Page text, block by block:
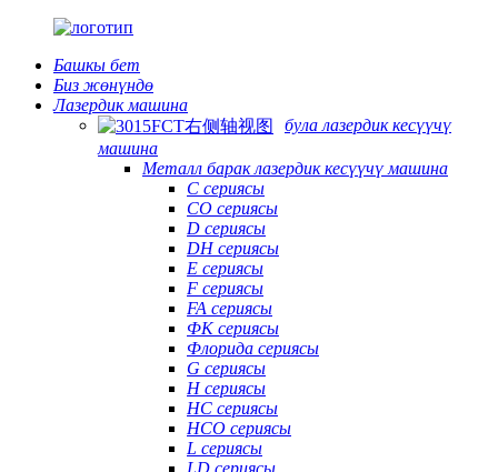
Башкы бет
Биз жөнүндө
Лазердик машина
була лазердик кесүүчү
машина
Металл барак лазердик кесүүчү машина
C сериясы
CO сериясы
D сериясы
DH сериясы
E сериясы
F сериясы
FA сериясы
ФК сериясы
Флорида сериясы
G сериясы
H сериясы
HC сериясы
HCO сериясы
L сериясы
LD сериясы